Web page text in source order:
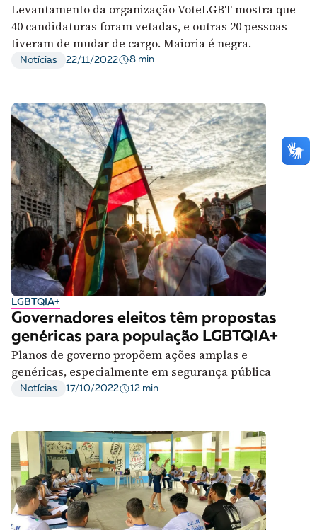
Levantamento da organização VoteLGBT mostra que
40 candidaturas foram vetadas, e outras 20 pessoas
tiveram de mudar de cargo. Maioria é negra.
Notícias 22/11/2022 8 min
LGBTQIA+
Governadores eleitos têm propostas
genéricas para população LGBTQIA+
Planos de governo propõem ações amplas e
genéricas, especialmente em segurança pública
Notícias 17/10/2022 12 min